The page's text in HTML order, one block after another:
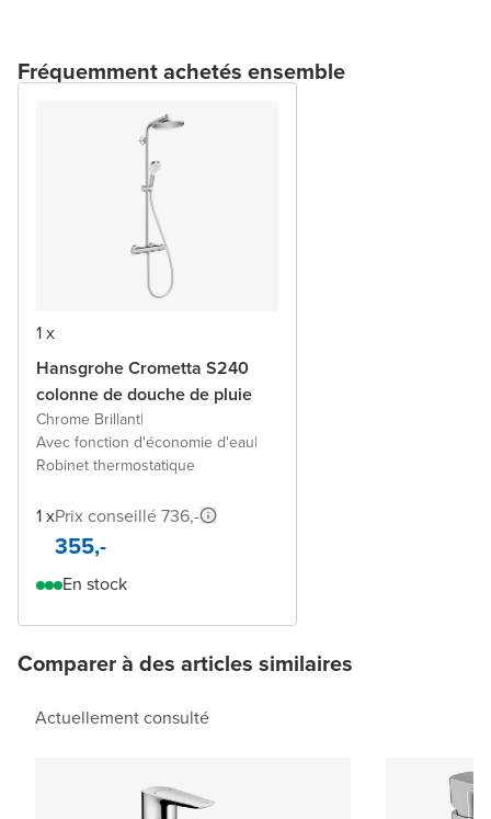
Fréquemment achetés ensemble
1 x
Hansgrohe Crometta S240
colonne de douche de pluie
Chrome Brillant|
Avec fonction d'économie d'eau|
Robinet thermostatique
1 xPrix conseillé 736,-
355,-
En stock
Comparer à des articles similaires
Actuellement consulté